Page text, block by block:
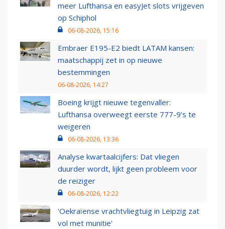
meer Lufthansa en easyJet slots vrijgeven
op Schiphol
06-08-2026, 15:16
Embraer E195-E2 biedt LATAM kansen:
maatschappij zet in op nieuwe
bestemmingen
06-08-2026, 14:27
Boeing krijgt nieuwe tegenvaller:
Lufthansa overweegt eerste 777-9’s te
weigeren
06-08-2026, 13:36
Analyse kwartaalcijfers: Dat vliegen
duurder wordt, lijkt geen probleem voor
de reiziger
06-08-2026, 12:22
'Oekraïense vrachtvliegtuig in Leipzig zat
vol met munitie'